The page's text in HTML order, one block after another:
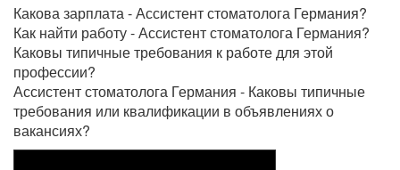
Какова зарплата - Ассистент стоматолога Германия?
Как найти работу - Ассистент стоматолога Германия?
Каковы типичные требования к работе для этой
профессии?
Ассистент стоматолога Германия - Каковы типичные
требования или квалификации в объявлениях о
вакансиях?